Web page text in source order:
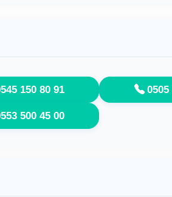
150 80 91 0505
500 45 00